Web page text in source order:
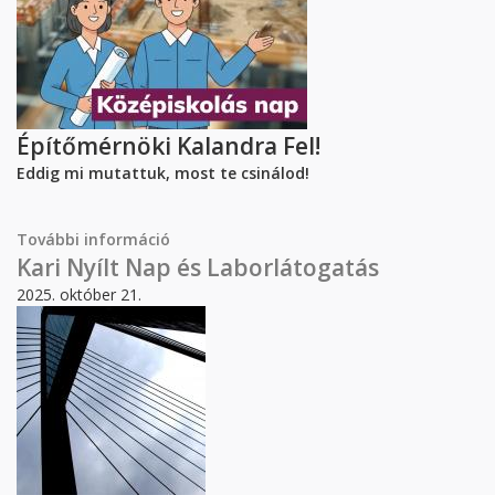
Építőmérnöki Kalandra Fel!
Eddig mi mutattuk, most te csinálod!
További információ
kapcsolatosan
Kari Nyílt Nap és Laborlátogatás
2025. október 21.